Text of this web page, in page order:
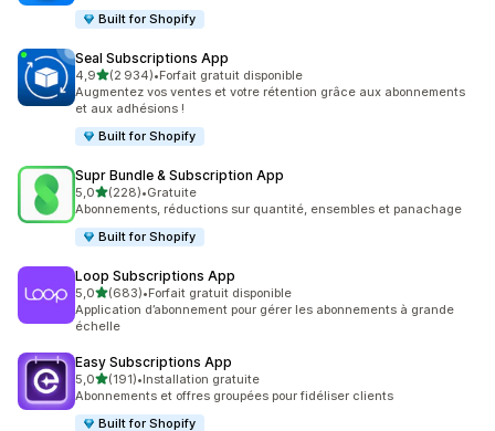
Built for Shopify
Seal Subscriptions App
4,9étoile(s) sur 5
(2 934)
2934 avis au total
•Forfait gratuit disponible
Augmentez vos ventes et votre rétention grâce aux abonnements
et aux adhésions !
Built for Shopify
Supr Bundle & Subscription App
5,0étoile(s) sur 5
(228)
228 avis au total
•Gratuite
Abonnements, réductions sur quantité, ensembles et panachage
Built for Shopify
Loop Subscriptions App
5,0étoile(s) sur 5
(683)
683 avis au total
•Forfait gratuit disponible
Application d’abonnement pour gérer les abonnements à grande
échelle
Easy Subscriptions App
5,0étoile(s) sur 5
(191)
191 avis au total
•Installation gratuite
Abonnements et offres groupées pour fidéliser clients
Built for Shopify